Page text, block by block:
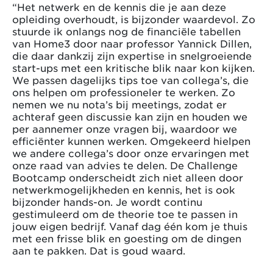
“Het netwerk en de kennis die je aan deze
opleiding overhoudt, is bijzonder waardevol. Zo
stuurde ik onlangs nog de financiële tabellen
van Home3 door naar professor Yannick Dillen,
die daar dankzij zijn expertise in snelgroeiende
start-ups met een kritische blik naar kon kijken.
We passen dagelijks tips toe van collega’s, die
ons helpen om professioneler te werken. Zo
nemen we nu nota’s bij meetings, zodat er
achteraf geen discussie kan zijn en houden we
per aannemer onze vragen bij, waardoor we
efficiënter kunnen werken. Omgekeerd hielpen
we andere collega’s door onze ervaringen met
onze raad van advies te delen. De Challenge
Bootcamp onderscheidt zich niet alleen door
netwerkmogelijkheden en kennis, het is ook
bijzonder hands-on. Je wordt continu
gestimuleerd om de theorie toe te passen in
jouw eigen bedrijf. Vanaf dag één kom je thuis
met een frisse blik en goesting om de dingen
aan te pakken. Dat is goud waard.